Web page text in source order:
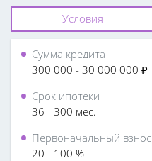
Условия
Сумма кредита
300 000 - 30 000 000 ₽
Срок ипотеки
36 - 300 мес.
Первоначальный взнос
20 - 100 %